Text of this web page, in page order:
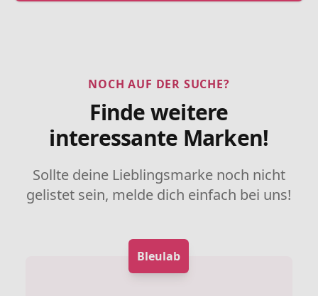
NOCH AUF DER SUCHE?
Finde weitere
interessante Marken!
Sollte deine Lieblingsmarke noch nicht
gelistet sein, melde dich einfach bei uns!
Bleulab